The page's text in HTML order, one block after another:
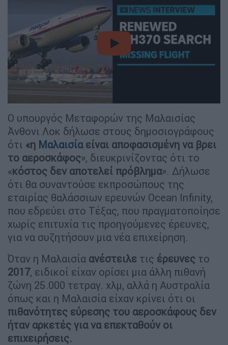
video
Ο υπουργός Μεταφορών της Μαλαισίας
Άνθονι Λοκ δήλωσε στους δημοσιογράφους
ότι «η Μαλαισία είναι αποφασισμένη να βρει
το αεροσκάφος», διευκρινίζοντας ότι το
«κόστος δεν αποτελεί πρόβλημα». Δήλωσε
ότι θα συναντούσε εκπροσώπους της
εταιρίας θαλάσσιων ερευνών Ocean Infinity,
που εδρεύει στο Τέξας, που πραγματοποίησε
χωρίς επιτυχία τις προηγούμενες έρευνες,
για να συζητήσουν μια νέα επιχείρηση.
Όταν η Μαλαισία ανέστειλε τις έρευνες το
2017, ειδικοί είχαν ορίσει μια άλλη πιθανή
ζώνη 25.000 τετραγ. χλμ, αλλά η Αυστραλία
όπως και η Μαλαισία είχαν κρίνει ότι οι
πιθανότητες εύρεσης του αεροσκάφους δεν
ήταν αρκετές για να επεκταθούν οι
επιχειρήσεις.